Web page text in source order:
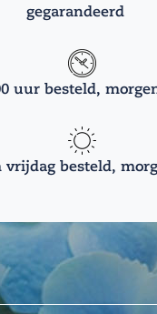
gegarandeerd
uur besteld,
vrijdag besteld,